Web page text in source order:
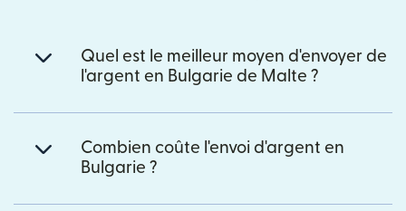
Quel est le meilleur moyen d'envoyer de
l'argent en Bulgarie de Malte ?
Combien coûte l'envoi d'argent en
Bulgarie ?